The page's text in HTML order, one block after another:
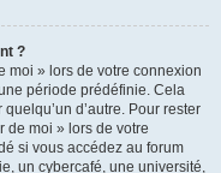
?
moi » lors de votre connexion
période prédéfinie. Cela
d’autre. Pour rester
de moi » lors de votre
si vous accédez au forum
un cybercafé, une université,